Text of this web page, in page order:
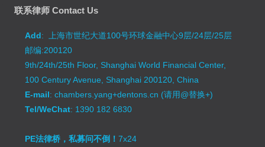
联系律师 Contact Us
Add: 上海市世纪大道100号环球金融中心9层/24层/25层
邮编:200120
9th/24th/25th Floor, Shanghai World Financial Center,
100 Century Avenue, Shanghai 200120, China
E-mail: chambers.yang+dentons.cn (请用@替换+)
Tel/WeChat: 1390 182 6830
PE法律桥，私募问不倒！7x24